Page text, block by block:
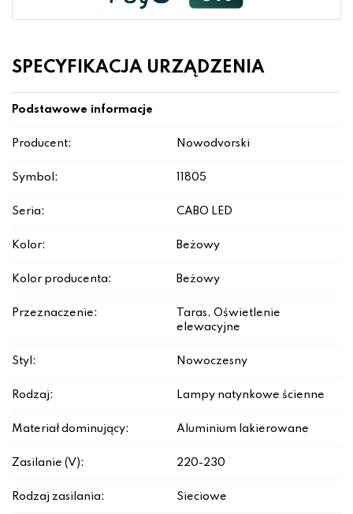
SPECYFIKACJA URZĄDZENIA
Podstawowe informacje
Producent: Nowodvorski
Symbol: 11805
Seria: CABO LED
Kolor: Beżowy
Kolor producenta: Beżowy
Przeznaczenie:
Taras, Oświetlenie
elewacyjne
Styl: Nowoczesny
Rodzaj: Lampy natynkowe ścienne
Materiał dominujący: Aluminium lakierowane
Zasilanie (V): 220-230
Rodzaj zasilania: Sieciowe